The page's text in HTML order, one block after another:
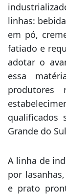
linhas:
em pó,
fatiado e
adotar o
essa
produtores
qualificados
Grande do
A linha de
por
e prato